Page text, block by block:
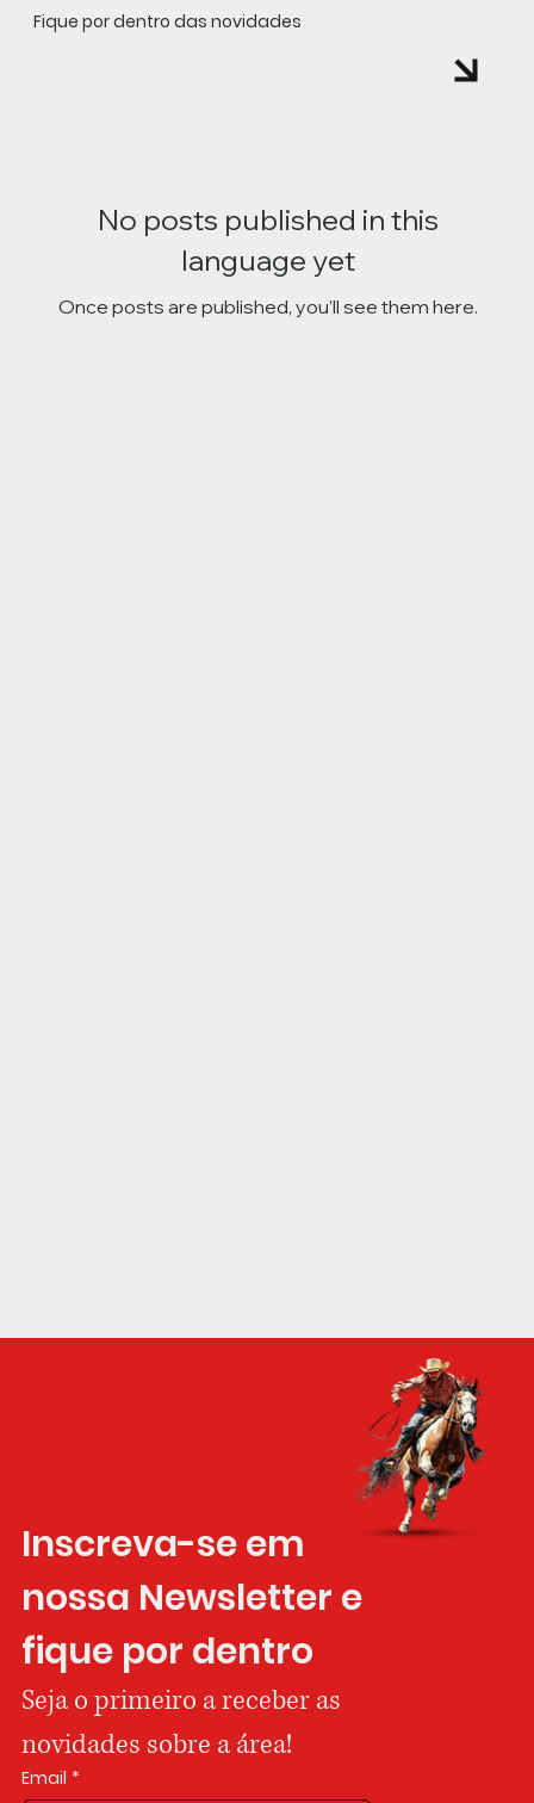
Fique por dentro das novidades
No posts published in this
language yet
Once posts are published, you’ll see them here.
Inscreva-se em
nossa Newsletter e
fique por dentro
Seja o primeiro a receber as
novidades sobre a área!
Email *